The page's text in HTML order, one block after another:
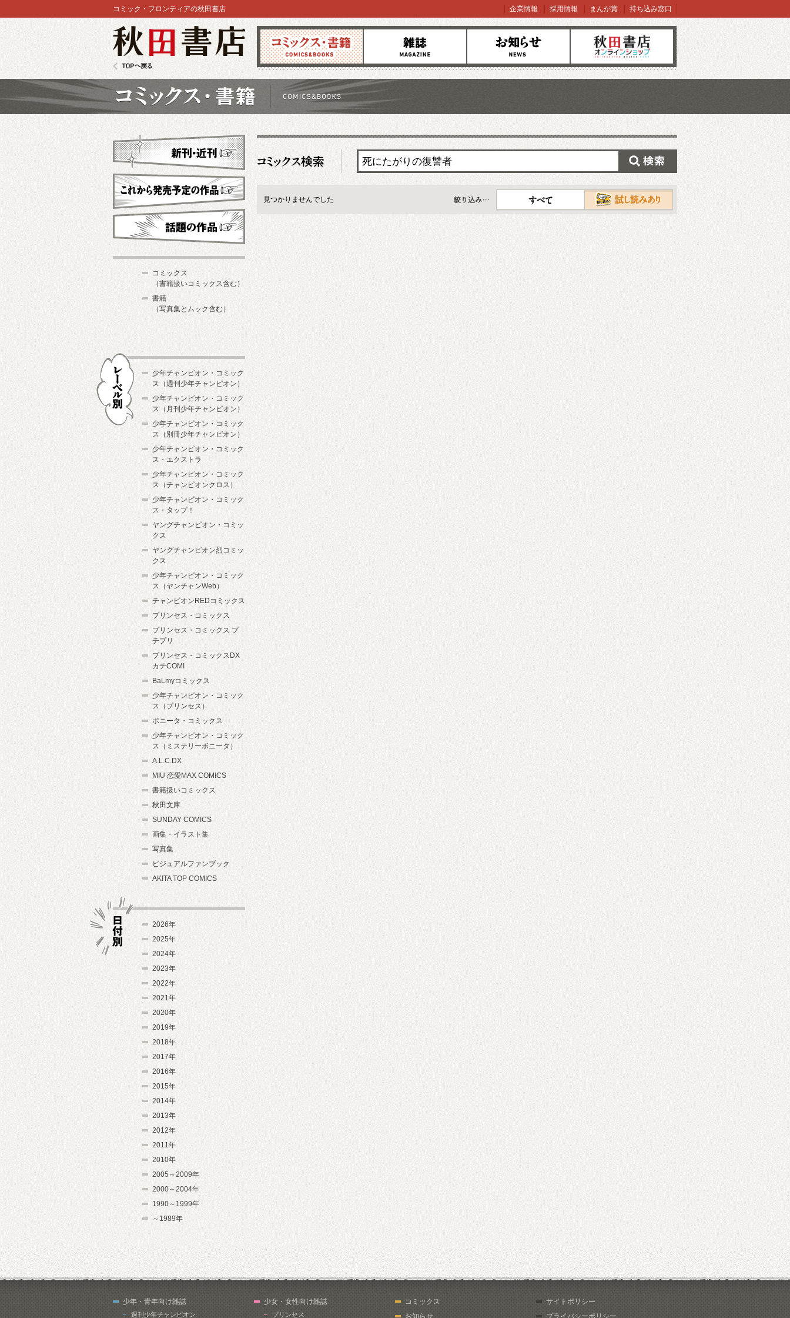
コミックス 雑誌 お知らせ オンラインショップ
コミック・フロンティアの秋田書店 企業情報 採用情報 まんが賞 持ち込み窓口
見つかりませんでした
すべて
新刊・近刊
これから発売予定
コミックス
（書籍扱いコミックス含む）
書籍
（写真集とムック含む）
少年チャンピオン・コミック
ス（週刊少年チャンピオン）
少年チャンピオン・コミック
ス（月刊少年チャンピオン）
少年チャンピオン・コミック
ス（別冊少年チャンピオン）
少年チャンピオン・コミック
ス・エクストラ
少年チャンピオン・コミック
ス（チャンピオンクロス）
少年チャンピオン・コミック
ス・タップ！
ヤングチャンピオン・コミッ
クス
ヤングチャンピオン烈コミッ
クス
少年チャンピオン・コミック
ス（ヤンチャンWeb）
チャンピオンREDコミックス
プリンセス・コミックス
プリンセス・コミックス プ
チプリ
プリンセス・コミックスDX
カチCOMI
BaLmyコミックス
少年チャンピオン・コミック
ス（プリンセス）
ボニータ・コミックス
少年チャンピオン・コミック
ス（ミステリーボニータ）
A.L.C.DX
MIU 恋愛MAX COMICS
書籍扱いコミックス
秋田文庫
SUNDAY COMICS
画集・イラスト集
写真集
ビジュアルファンブック
AKITA TOP COMICS
2026年
2025年
2024年
2023年
2022年
2021年
2020年
2019年
2018年
2017年
2016年
2015年
2014年
2013年
2012年
2011年
2010年
2005～2009年
2000～2004年
1990～1999年
～1989年
少年・青年向け雑誌
週刊少年チャンピオン
少女・女性向け雑誌
プリンセス
コミックス
お知らせ
サイトポリシー
プライバシーポリシー